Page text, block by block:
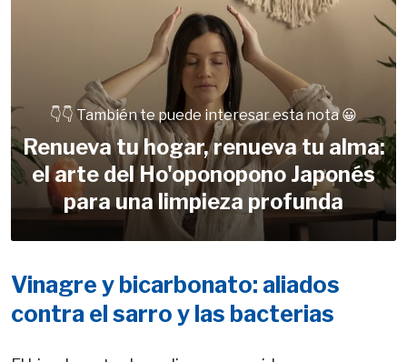
👇👇 También te puede interesar esta nota 😀
Renueva tu hogar, renueva tu alma:
el arte del Ho'oponopono Japonés
para una limpieza profunda
Vinagre y bicarbonato: aliados
contra el sarro y las bacterias